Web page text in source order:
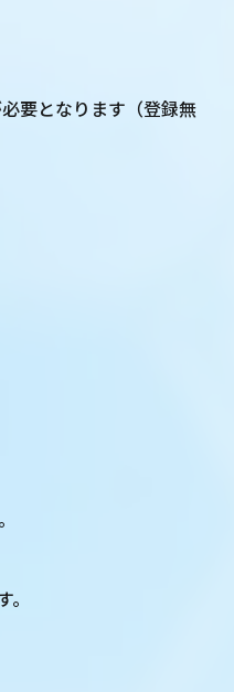
要となります（登録無